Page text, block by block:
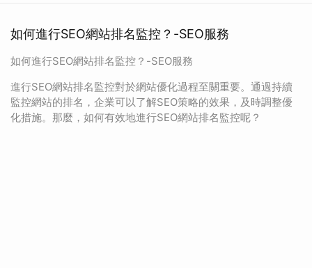
如何進行SEO網站排名監控？-SEO服務
如何進行SEO網站排名監控？-SEO服務
進行SEO網站排名監控對於網站優化過程至關重要。通過持續
監控網站的排名，企業可以了解SEO策略的效果，及時調整優
化措施。那麼，如何有效地進行SEO網站排名監控呢？